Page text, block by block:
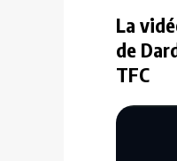
La
de
TFC